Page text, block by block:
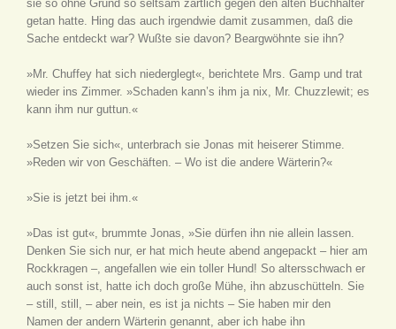
sie so ohne Grund so seltsam zärtlich gegen den alten Buchhalter
getan hatte. Hing das auch irgendwie damit zusammen, daß die
Sache entdeckt war? Wußte sie davon? Beargwöhnte sie ihn?
»Mr. Chuffey hat sich niederglegt«, berichtete Mrs. Gamp und trat
wieder ins Zimmer. »Schaden kann’s ihm ja nix, Mr. Chuzzlewit; es
kann ihm nur guttun.«
»Setzen Sie sich«, unterbrach sie Jonas mit heiserer Stimme.
»Reden wir von Geschäften. – Wo ist die andere Wärterin?«
»Sie is jetzt bei ihm.«
»Das ist gut«, brummte Jonas, »Sie dürfen ihn nie allein lassen.
Denken Sie sich nur, er hat mich heute abend angepackt – hier am
Rockkragen –, angefallen wie ein toller Hund! So altersschwach er
auch sonst ist, hatte ich doch große Mühe, ihn abzuschütteln. Sie
– still, still, – aber nein, es ist ja nichts – Sie haben mir den
Namen der andern Wärterin genannt, aber ich habe ihn